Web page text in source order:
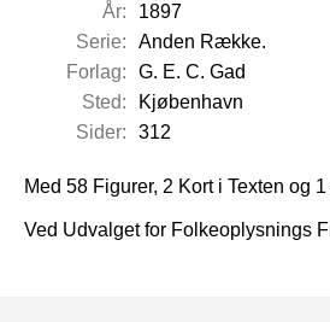
År:
1897
Serie:
Anden Række.
Forlag:
G. E. C. Gad
Sted:
Kjøbenhavn
Sider:
312
Med 58 Figurer, 2 Kort i Texten og
Ved Udvalget for Folkeoplysnings